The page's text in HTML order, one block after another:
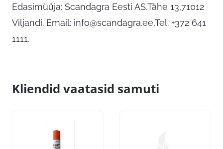
Edasimüüja: Scandagra Eesti AS,Tähe 13,71012
Viljandi. Email: info@scandagra.ee,Tel. +372 641
1111.
Kliendid vaatasid samuti